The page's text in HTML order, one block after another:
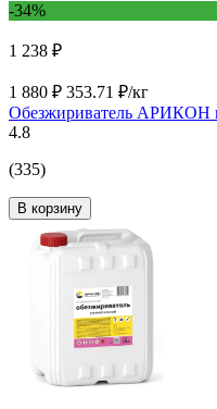
-34%
1 238 ₽
1 880 ₽ 353.71 ₽/кг
Обезжириватель АРИКОН
4.8
(335)
В корзину